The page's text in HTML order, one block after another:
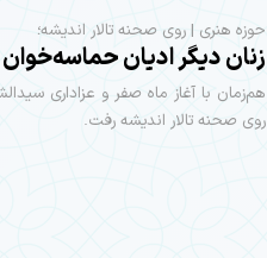
حوزه هنری | روی صحنه تالار اندیشه؛
زنان دیگر ادیان
هم‌زمان با آغاز ماه صفر و عزاداری
روی صحنه تالار اندیشه رفت.